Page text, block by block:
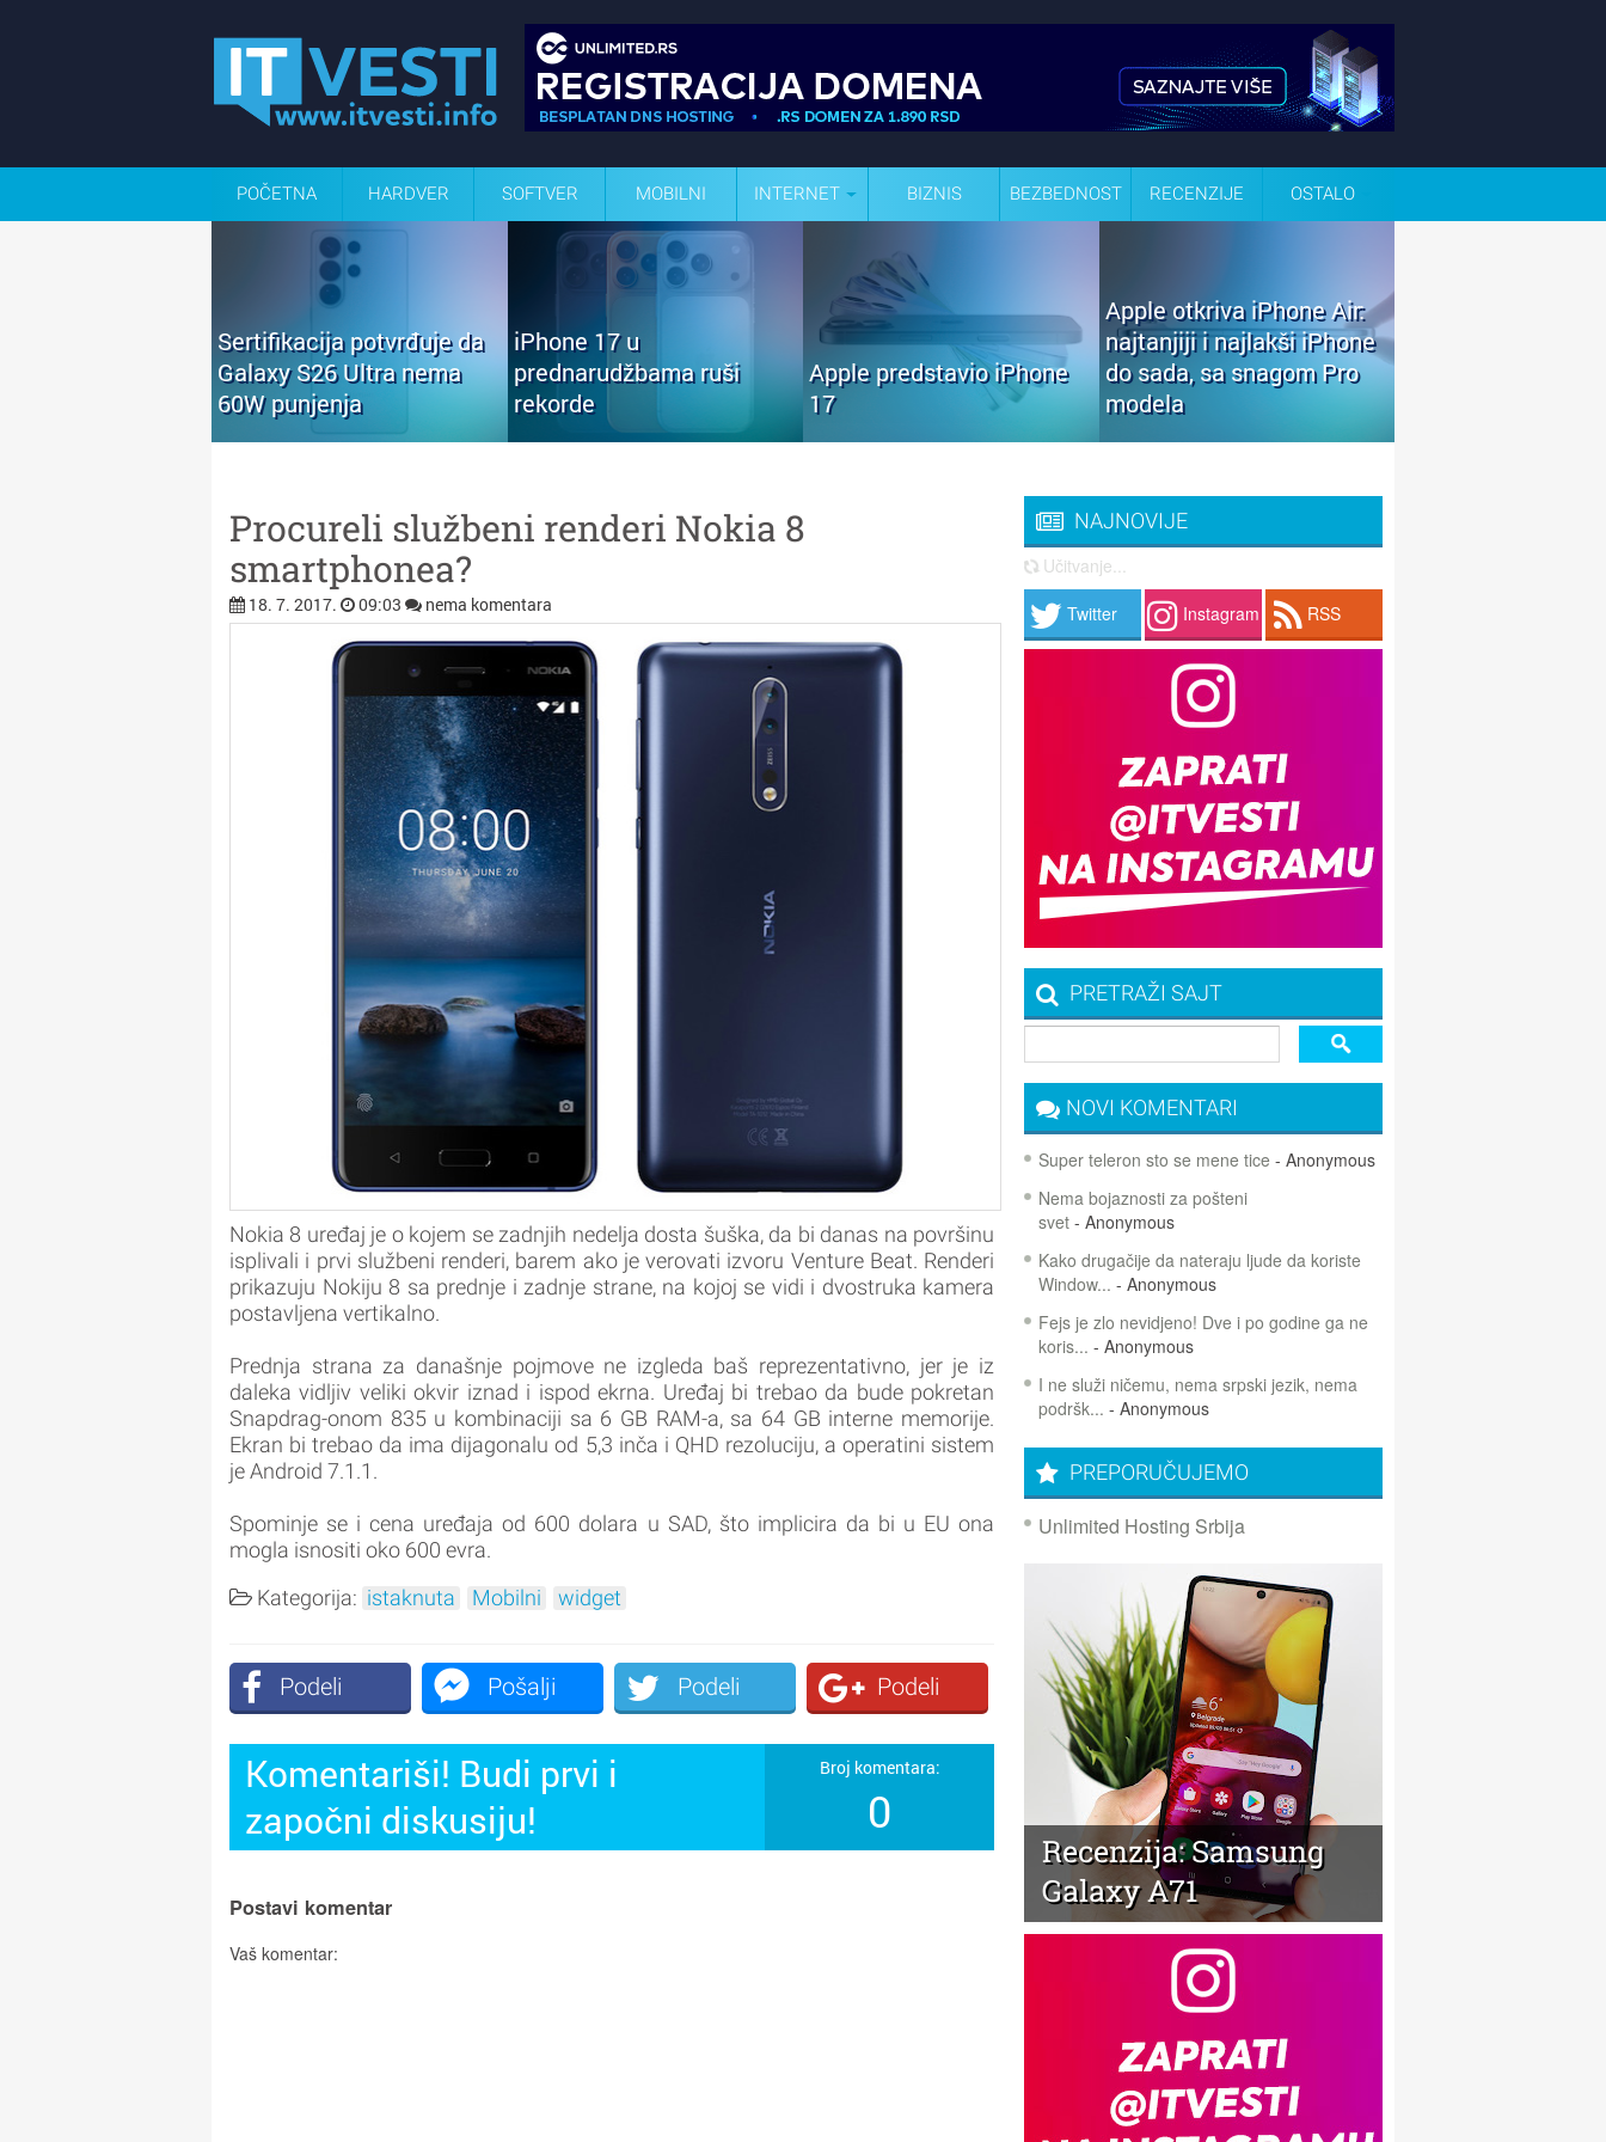
POČETNA HARDVER SOFTVER MOBILNI INTERNET BIZNIS BEZBEDNOST RECENZIJE OSTALO
Sertifikacija potvrđuje da
Galaxy S26 Ultra nema
60W punjenja
iPhone 17 u
prednarudžbama ruši
rekorde
Apple predstavio iPhone
17
Apple otkriva iPhone Air:
najtanjiji i najlakši iPhone
do sada, sa snagom Pro
modela
Procureli službeni renderi Nokia 8
smartphonea?
18. 7. 2017. 09:03 nema komentara
Nokia 8 uređaj je o kojem se zadnjih nedelja dosta šuška, da bi danas na površinu
isplivali i prvi službeni renderi, barem ako je verovati izvoru Venture Beat. Renderi
prikazuju Nokiju 8 sa prednje i zadnje strane, na kojoj se vidi i dvostruka kamera
postavljena vertikalno.
Prednja strana za današnje pojmove ne izgleda baš reprezentativno, jer je iz
daleka vidljiv veliki okvir iznad i ispod ekrna. Uređaj bi trebao da bude pokretan
Snapdrag-onom 835 u kombinaciji sa 6 GB RAM-a, sa 64 GB interne memorije.
Ekran bi trebao da ima dijagonalu od 5,3 inča i QHD rezoluciju, a operatini sistem
je Android 7.1.1.
Spominje se i cena uređaja od 600 dolara u SAD, što implicira da bi u EU ona
mogla isnositi oko 600 evra.
Kategorija: istaknuta Mobilni widget
Podeli Pošalji Podeli Podeli
Komentariši! Budi prvi i
započni diskusiju!
Broj komentara:
0
Postavi komentar
Vaš komentar:
NAJNOVIJE
Učitvanje...
Twitter
Instagram RSS
PRETRAŽI SAJT
NOVI KOMENTARI
Super teleron sto se mene tice - Anonymous
Nema bojaznosti za pošteni
svet - Anonymous
Kako drugačije da nateraju ljude da koriste
Window... - Anonymous
Fejs je zlo nevidjeno! Dve i po godine ga ne
koris... - Anonymous
I ne služi ničemu, nema srpski jezik, nema
podršk... - Anonymous
PREPORUČUJEMO
Unlimited Hosting Srbija
Recenzija: Samsung
Galaxy A71